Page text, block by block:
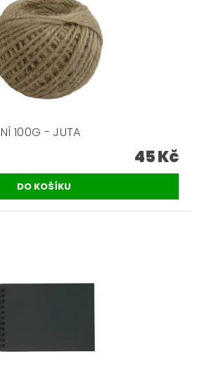
100G - JUTA
45 Kč